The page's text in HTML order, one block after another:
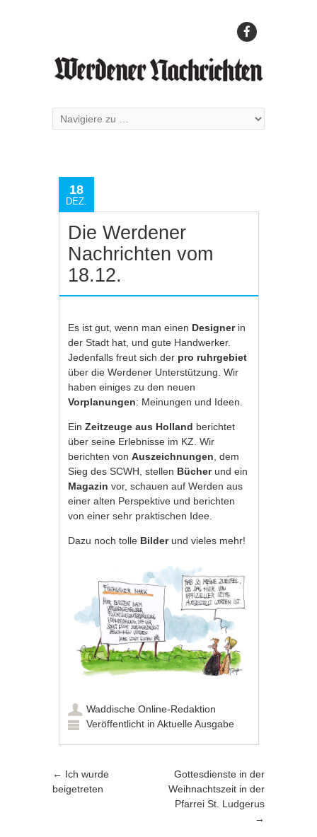
18
DEZ.
Die Werdener
Nachrichten vom
18.12.
Es ist gut, wenn man einen Designerin
der Stadt hat, und gute Handwerker.
Jedenfalls freut sich der pro ruhrgebiet
über die Werdener Unterstützung. Wir
haben einiges zu den neuen
Vorplanungen: Meinungen und Ideen.
EinZeitzeuge aus Holland berichtet
über seine Erlebnisse im KZ. Wir
berichten vonAuszeichnungen , dem
Sieg des SCWH, stellen Bücherund ein
Magazin vor, schauen auf Werden aus
einer alten Perspektive und berichten
von einer sehr praktischen Idee.
Dazu noch tolle Bilderund vieles mehr!
Waddische Online-Redaktion
Veröffentlicht inAktuelle Ausgabe
Artikel-Navigation
← Ich wurde
beigetreten
Gottesdienste in der
Weihnachtszeit in der
Pfarrei St. Ludgerus
→